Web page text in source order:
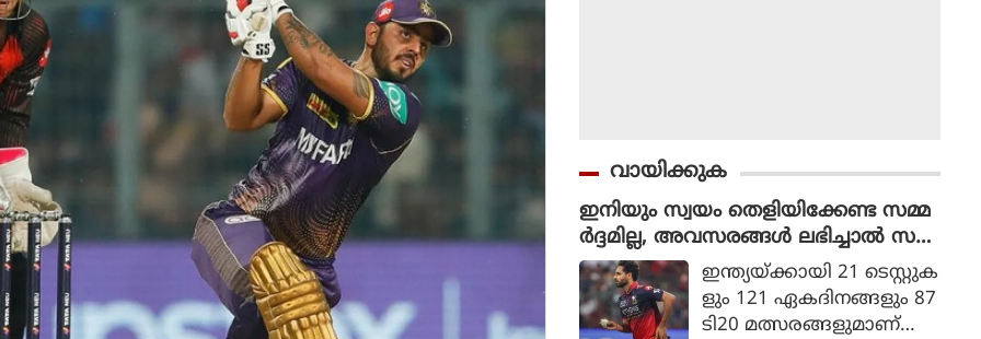
വായിക്കുക
ഇനിയും സ്വയം തെളിയിക്കേണ്ട സമ്മ
ർദ്ദമില്ല, അവസരങ്ങൾ ലഭിച്ചാൽ സ
ന്തോഷം അത്രമാത്രം : ഭുവനേശ്വർ
കുമാർ
ഇന്ത്യയ്ക്കായി 21 ടെസ്റ്റുക
ളും 121 ഏകദിനങ്ങളും 87
ടി20 മത്സരങ്ങളുമാണ്